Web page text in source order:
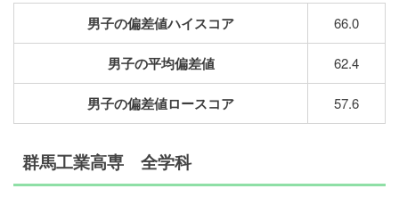
男子の偏差値ハイスコア 66.0
男子の平均偏差値 62.4
男子の偏差値ロースコア 57.6
群馬工業高専 全学科